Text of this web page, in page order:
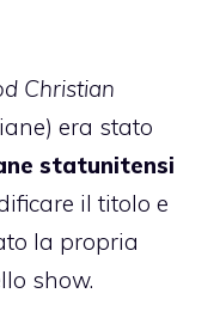
Christian
era stato
statunitensi
il titolo e
la propria
show.